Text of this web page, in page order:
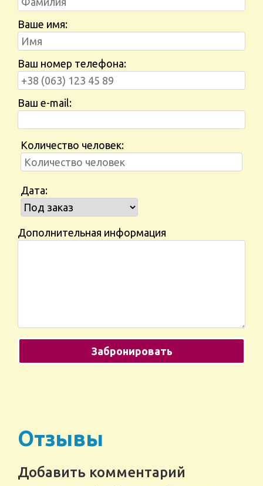
Ваше имя:
Ваш номер телефона:
Ваш e-mail:
Количество человек:
Дата:
Дополнительная информация
Отзывы
Добавить комментарий